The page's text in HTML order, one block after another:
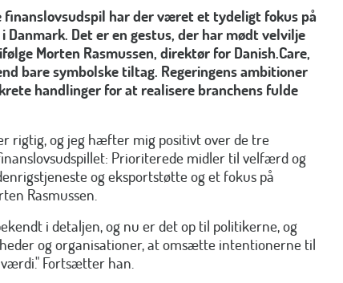
finanslovsudspil har der været et tydeligt fokus på
Danmark. Det er en gestus, der har mødt velvilje
Morten Rasmussen, direktør for Danish.Care,
bare symbolske tiltag. Regeringens ambitioner
handlinger for at realisere branchens fulde
rigtig, og jeg hæfter mig positivt over de tre
Prioriterede midler til velfærd og
og eksportstøtte og et fokus på
Rasmussen.
i detaljen, og nu er det op til politikerne, og
og organisationer, at omsætte intentionerne til
Fortsætter han.